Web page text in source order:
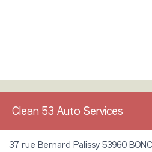
Clean 53 Auto Services
37 rue Bernard Palissy 53960